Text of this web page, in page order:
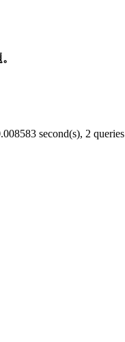
second(s), 2 queries